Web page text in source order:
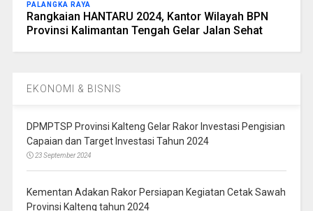
PALANGKA RAYA
Rangkaian HANTARU 2024, Kantor Wilayah BPN
Provinsi Kalimantan Tengah Gelar Jalan Sehat
EKONOMI & BISNIS
DPMPTSP Provinsi Kalteng Gelar Rakor Investasi Pengisian
Capaian dan Target Investasi Tahun 2024
23 September 2024
Kementan Adakan Rakor Persiapan Kegiatan Cetak Sawah
Provinsi Kalteng tahun 2024